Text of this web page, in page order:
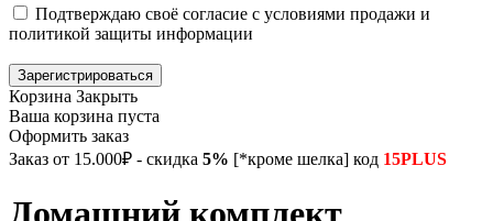
Подтверждаю своё согласие с условиями продажи и
политикой защиты информации
Зарегистрироваться
Корзина Закрыть
Ваша корзина пуста
Оформить заказ
Заказ от 15.000₽ - скидка 5% [*кроме шелка] код 15PLUS